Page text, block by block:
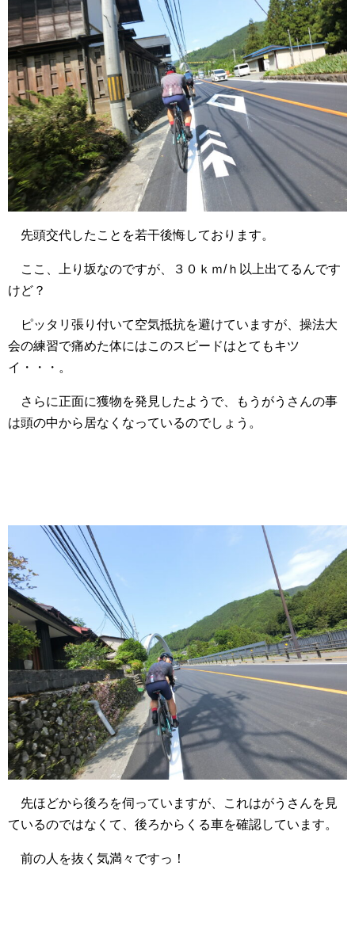
先頭交代したことを若干後悔しております。
ここ、上り坂なのですが、３０ｋｍ/ｈ以上出てるんです
けど？
ピッタリ張り付いて空気抵抗を避けていますが、操法大
会の練習で痛めた体にはこのスピードはとてもキツ
イ・・・。
さらに正面に獲物を発見したようで、もうがうさんの事
は頭の中から居なくなっているのでしょう。
先ほどから後ろを伺っていますが、これはがうさんを見
ているのではなくて、後ろからくる車を確認しています。
前の人を抜く気満々ですっ！